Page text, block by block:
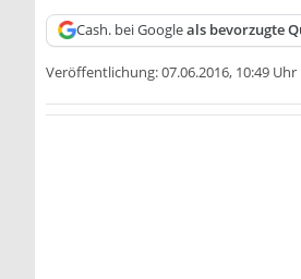
Cash. bei Googleals bevorzugte
Veröffentlichung:07.06.2016, 10:49 Uhr